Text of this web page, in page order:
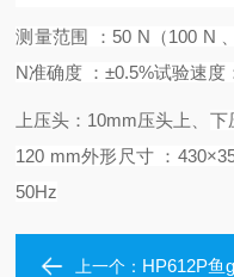
测量范围 ： 50 N（100 N
N准确度 ：±0.5%试验速度
上压头： 10mm压头 上、 下
120 mm外形尺寸 ：
50Hz
上一个： HP612P鱼